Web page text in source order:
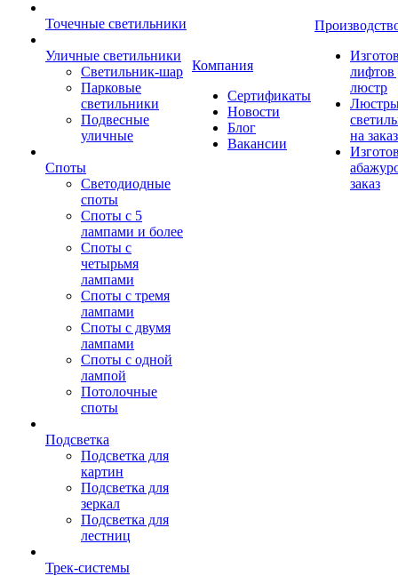
Точечные светильники
Уличные светильники
Светильник-шар
Парковые
светильники
Подвесные
уличные
Споты
Светодиодные
споты
Споты с 5
лампами и более
Споты с
четырьмя
лампами
Споты с тремя
лампами
Споты с двумя
лампами
Споты с одной
лампой
Потолочные
споты
Подсветка
Подсветка для
картин
Подсветка для
зеркал
Подсветка для
лестниц
Трек-системы
Компания
Сертификаты
Новости
Блог
Вакансии
лифтов
люстр
на заказ
заказ